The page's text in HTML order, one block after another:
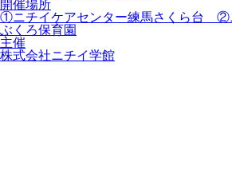
開催場所
①ニチイケアセンター練馬さくら台 ②
ぶくろ保育園
主催
株式会社ニチイ学館